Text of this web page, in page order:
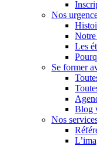
Nos
Notre
Les
Se former
Blog
Nos